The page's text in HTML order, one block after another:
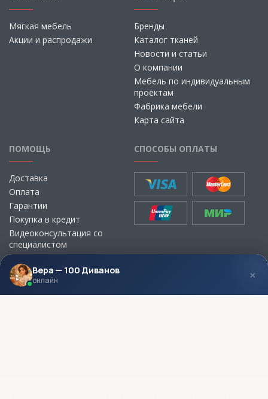
Мягкая мебель
Акции и распродажи
Бренды
Каталог тканей
Новости и статьи
О компании
Мебель по индивидуальным
проектам
Фабрика мебели
Карта сайта
ПОМОЩЬ
Доставка
Оплата
Гарантии
Покупка в кредит
Видеоконсультация со
специалистом
Выбор ткани для мебели без
визита в магазин
СПОСОБЫ ОПЛАТЫ
МЫ В СОЦСЕТЯХ КОНТАКТЫ
Вера — 100 Диванов
онлайн ×